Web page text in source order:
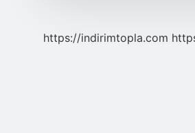
https://indirimtopla.com